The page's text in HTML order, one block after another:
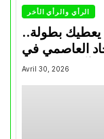
الرأي والرأي الأخر
يعطيك بطولة..
العاصمي في
آخر السنوات
Avril 30, 2026